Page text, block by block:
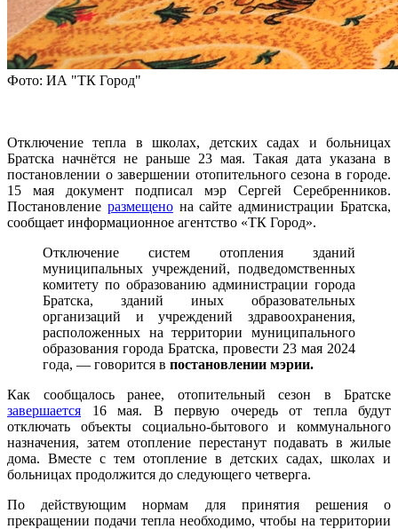
Фото: ИА "ТК Город"
Отключение тепла в школах, детских садах и больницах
Братска начнётся не раньше 23 мая. Такая дата указана в
постановлении о завершении отопительного сезона в городе.
15 мая документ подписал мэр Сергей Серебренников.
Постановление размещенона сайте администрации Братска,
сообщает информационное агентство «ТК Город».
Отключение систем отопления зданий
муниципальных учреждений, подведомственных
комитету по образованию администрации города
Братска, зданий иных образовательных
организаций и учреждений здравоохранения,
расположенных на территории муниципального
образования города Братска, провести 23 мая 2024
года, — говорится в постановлении мэрии.
Как сообщалось ранее, отопительный сезон в Братске
завершается 16 мая. В первую очередь от тепла будут
отключать объекты социально-бытового и коммунального
назначения, затем отопление перестанут подавать в жилые
дома. Вместе с тем отопление в детских садах, школах и
больницах продолжится до следующего четверга.
По действующим нормам для принятия решения о
прекращении подачи тепла необходимо, чтобы на территории